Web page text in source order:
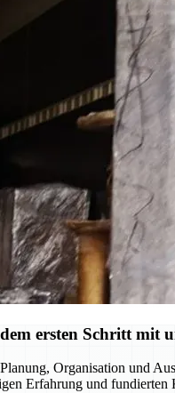
ersten Schritt mit
Organisation und
Erfahrung und